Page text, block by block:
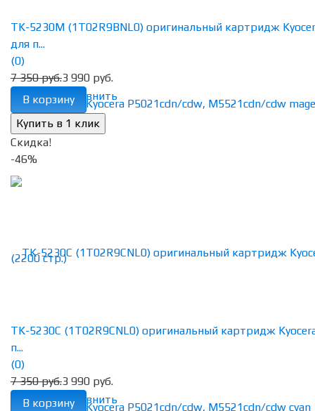
избранное сравнить
TK-5230M (1T02R9BNL0) оригинальный картридж
для п...
(0)
7 350 руб.3 990 руб.
В корзину
Скидка!
-46%
избранное сравнить
TK-5230C (1T02R9CNL0) оригинальный картридж
п...
(0)
7 350 руб.3 990 руб.
В корзину